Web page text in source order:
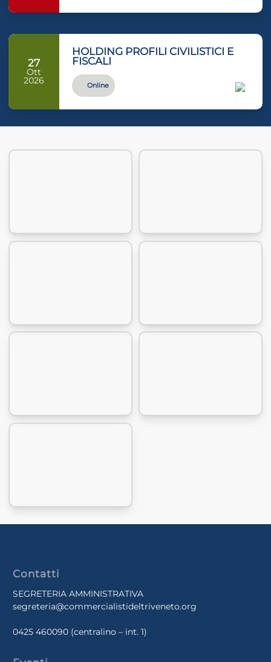
27
Ott
2026
HOLDING PROFILI CIVILISTICI E
FISCALI
Online
Contatti
SEGRETERIA AMMINISTRATIVA
segreteria@commercialistideltriveneto.org
0425 460090 (centralino – int. 1)